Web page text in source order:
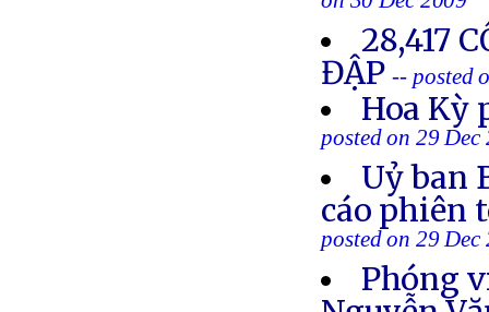
28,417
ĐẬP -- posted
Hoa Kỳ
posted on 29
Uỷ ban
cáo phiên
posted on 29
Phóng